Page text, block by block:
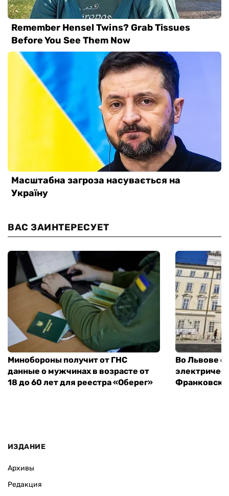
ВАС ЗАИНТЕРЕСУЕТ
Минобороны получит от ГНС
данные о мужчинах в возрасте от
18 до 60 лет для реестра «Оберег»
Во Львове
ИЗДАНИЕ
Архивы
Редакция